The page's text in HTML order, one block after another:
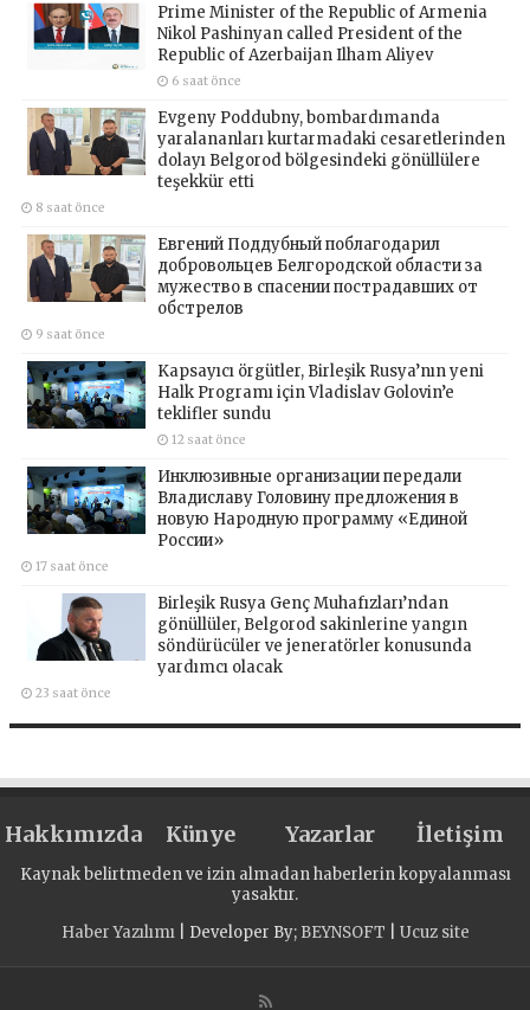
Prime Minister of the Republic of Armenia
Nikol Pashinyan called President of the
Republic of Azerbaijan Ilham Aliyev
6 saat önce
Evgeny Poddubny, bombardımanda
yaralananları kurtarmadaki cesaretlerinden
dolayı Belgorod bölgesindeki gönüllülere
teşekkür etti
8 saat önce
Евгений Поддубный поблагодарил
добровольцев Белгородской области за
мужество в спасении пострадавших от
обстрелов
9 saat önce
Kapsayıcı örgütler, Birleşik Rusya’nın yeni
Halk Programı için Vladislav Golovin’e
teklifler sundu
12 saat önce
Инклюзивные организации передали
Владиславу Головину предложения в
новую Народную программу «Единой
России»
17 saat önce
Birleşik Rusya Genç Muhafızları’ndan
gönüllüler, Belgorod sakinlerine yangın
söndürücüler ve jeneratörler konusunda
yardımcı olacak
23 saat önce
Hakkımızda Künye Yazarlar İletişim
Kaynak belirtmeden ve izin almadan haberlerin kopyalanması
yasaktır.
Haber Yazılımı| Developer By; BEYNSOFT Ucuz site